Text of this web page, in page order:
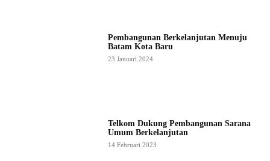
Pembangunan Berkelanjutan Menuju
Batam Kota Baru
23 Januari 2024
Telkom Dukung Pembangunan Sarana
Umum Berkelanjutan
14 Februari 2023